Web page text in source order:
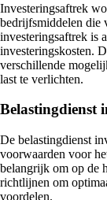
Investeringsaftrek
bedrijfsmiddelen die
investeringsaftrek is
investeringskosten.
verschillende
last te verlichten.
Belastingdienst
De belastingdienst
voorwaarden voor
belangrijk om op de
richtlijnen om
voordelen.